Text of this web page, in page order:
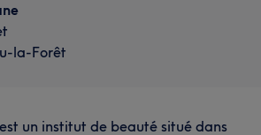
la-Forêt
un institut de beauté situé dans